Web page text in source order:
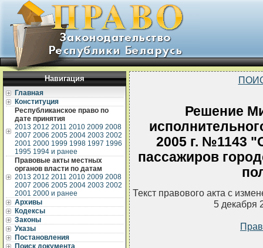
Навигация
Главная
Конституция
Республиканское право по
дате принятия
2013 2012 2011 2010 2009 2008
2007 2006 2005 2004 2003 2002
2001 2000 1999 1998 1997 1996
1995 1994 и ранее
Правовые акты местных
органов власти по датам
2013 2012 2011 2010 2009 2008
2007 2006 2005 2004 2003 2002
2001 2000 и ранее
Архивы
Кодексы
Законы
Указы
Постановления
Поиск документа
Решение
2005 г. №1143
пассажиров
Текст правового акта с
5 декабря